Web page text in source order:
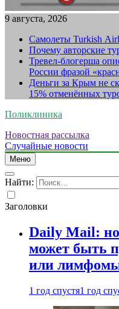
9 августа, 2026
Самолеты Turkish
Почему авторские
Тревел-блогерша
России фразой
Деньги за Крым не
15% отменённых
Поликлиника
Новостная рассылка
Случайные новости
Меню
Найти:
Заголовки
Daily Mail:
может быть
или
1 год спустя1 год